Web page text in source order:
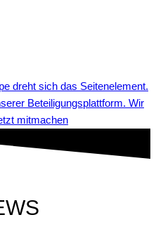
Beteiligungsplattform. Wir
mitmachen